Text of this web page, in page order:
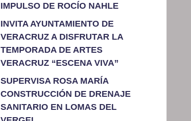
IMPULSO DE ROCÍO NAHLE
INVITA AYUNTAMIENTO DE
VERACRUZ A DISFRUTAR LA
TEMPORADA DE ARTES
VERACRUZ “ESCENA VIVA”
SUPERVISA ROSA MARÍA
CONSTRUCCIÓN DE DRENAJE
SANITARIO EN LOMAS DEL